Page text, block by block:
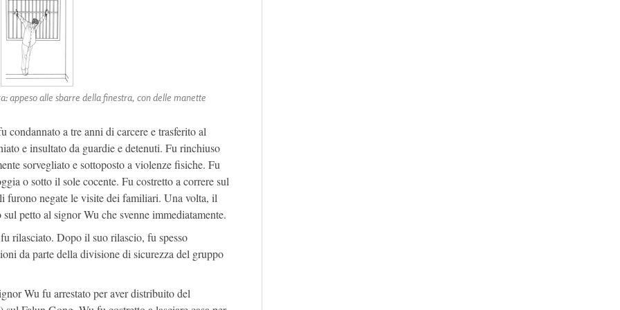
appeso alle sbarre della finestra, con delle manette
a tre anni di carcere e trasferito al
e insultato da guardie e detenuti. Fu rinchiuso
sorvegliato e sottoposto a violenze fisiche. Fu
o sotto il sole cocente. Fu costretto a correre sul
furono negate le visite dei familiari. Una volta, il
petto al signor Wu che svenne immediatamente.
rilasciato. Dopo il suo rilascio, fu spesso
da parte della divisione di sicurezza del gruppo
Wu fu arrestato per aver distribuito del